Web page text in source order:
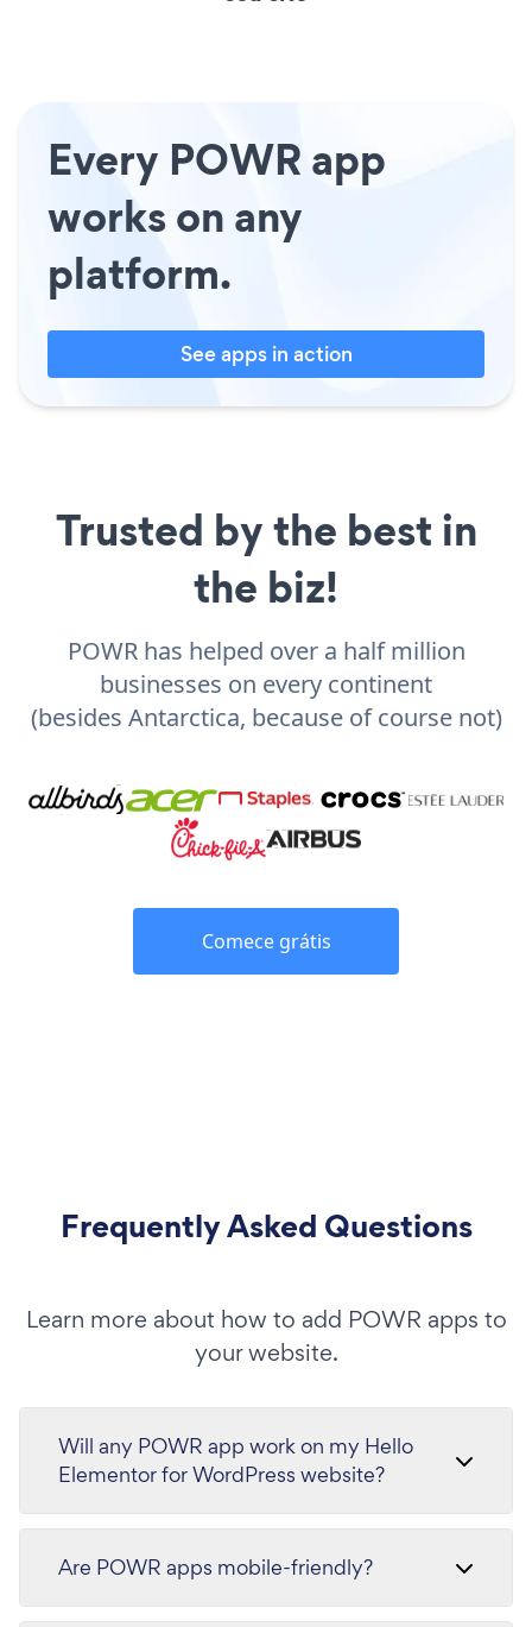
Every POWR app
works on any
platform.
See apps in action
Trusted by the best in
the biz!
POWR has helped over a half million
businesses on every continent
(besides Antarctica, because of course not)
Comece grátis
Frequently Asked Questions
Learn more about how to add POWR apps to
your website.
Will any POWR app work on my Hello
Elementor for WordPress website?
Are POWR apps mobile-friendly?